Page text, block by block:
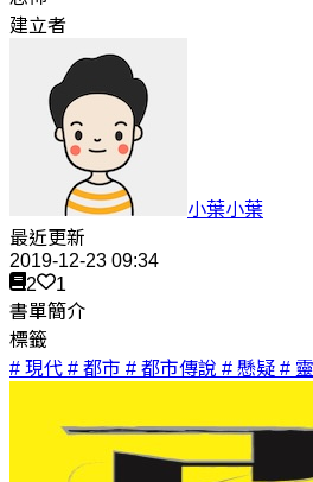
建立者
小葉小葉
最近更新
2019-12-23 09:34
2
1
書單簡介
標籤
# 現代 # 都市 # 都市傳說 # 懸疑 #